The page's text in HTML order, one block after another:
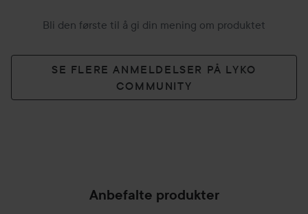
Bli den første til å gi din mening om produktet
SE FLERE ANMELDELSER PÅ LYKO
COMMUNITY
Anbefalte produkter